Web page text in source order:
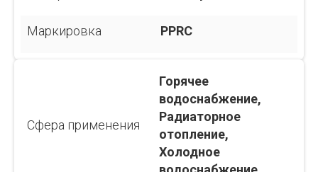
Маркировка PPRC
Сфера применения
Горячее
водоснабжение,
Радиаторное
отопление,
Холодное